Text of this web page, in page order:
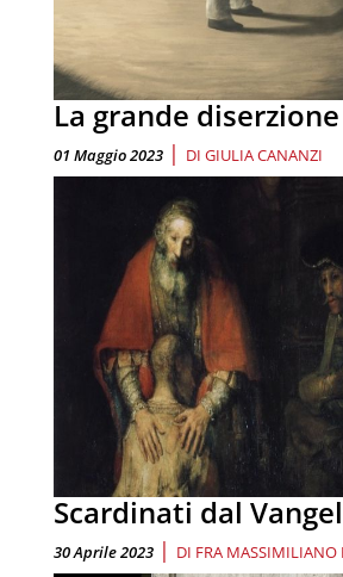
La grande diserzione
01 Maggio 2023 | DI GIULIA CANANZI
Scardinati dal
30 Aprile 2023 | DI FRA MASSIMILIANO